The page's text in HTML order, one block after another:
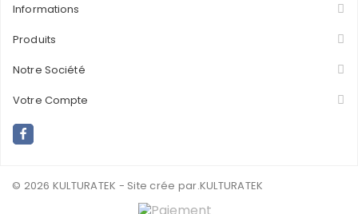
Informations
Produits
Notre Société
Votre Compte
© 2026 KULTURATEK - Site crée par.KULTURATEK